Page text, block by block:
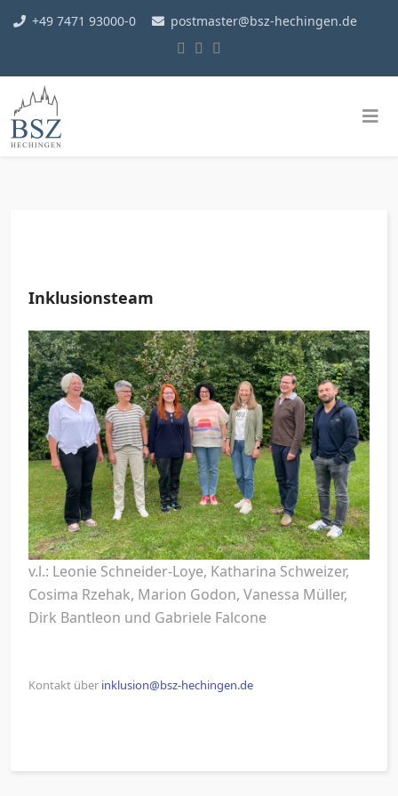
+49 7471 93000-0 postmaster@bsz-hechingen.de
Inklusionsteam
v.l.: Leonie Schneider-Loye, Katharina Schweizer,
Cosima Rzehak, Marion Godon, Vanessa Müller,
Dirk Bantleon und Gabriele Falcone
Kontakt über inklusion@bsz-hechingen.de